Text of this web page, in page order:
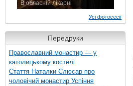
В обласній лікарні
Усі фотосесії
Передруки
Православний монастир — у
католицькому костелі
Стаття Наталки Слюсар про
чоловічий монастир Успіння